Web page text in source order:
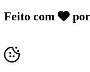
Feito com por